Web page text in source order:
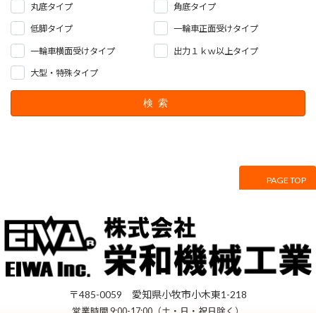
丸底タイプ 角底タイプ
低脚タイプ 一輪車正面受けタイプ
一輪車横面受けタイプ 出力１ｋｗ以上タイプ
大型・特殊タイプ
検索
PAGE TOP
〒485-0059 愛知県小牧市小木東1-218